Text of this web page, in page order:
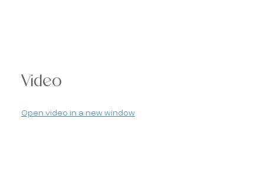
Video
Open video in a new window